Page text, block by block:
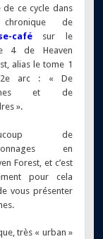
de ce cycle dans
de
cafésur le
4 de Heaven
alias le tome 1
arc : « De
et de
».
de
en
Forest, et c’est
pour cela
vous présenter
très « urban »